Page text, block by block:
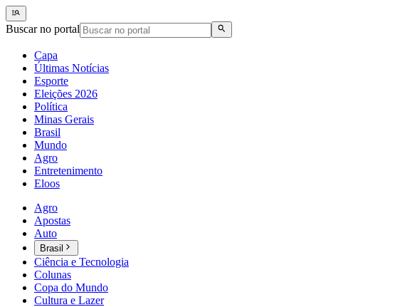
Buscar no portal
Capa
Últimas Notícias
Esporte
Eleições 2026
Política
Minas Gerais
Brasil
Mundo
Agro
Entretenimento
Eloos
Agro
Apostas
Auto
Brasil
Ciência e Tecnologia
Colunas
Copa do Mundo
Cultura e Lazer